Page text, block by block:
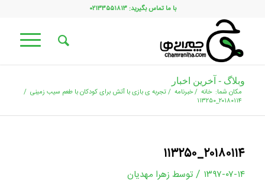
با ما تماس بگیرید: ۰۲۱۳۳۵۵۱۸۱۳
وبلاگ - آخرین اخبار
مکان شما: خانه /خبرنامه /تجربه ی بازی با آتش برای کودکان با طعم سیب زمینی /
۲۰۱۸۰۱۱۴_۱۱۳۲۵۰
۲۰۱۸۰۱۱۴_۱۱۳۲۵۰
۱۳۹۷-۰۷-۱۴ / توسط زهرا مهدیان